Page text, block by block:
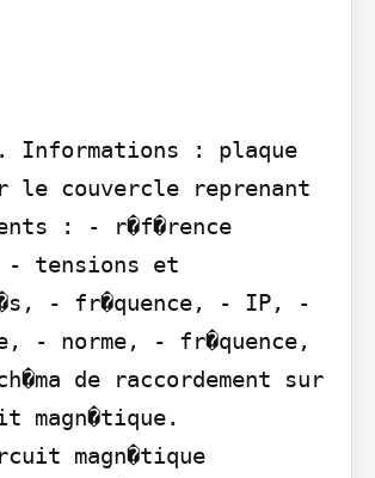
Informations : plaque
le couvercle reprenant
: - r�f�rence
tensions et
- fr�quence, - IP, -
- norme, - fr�quence,
de raccordement sur
magn�tique.
magn�tique